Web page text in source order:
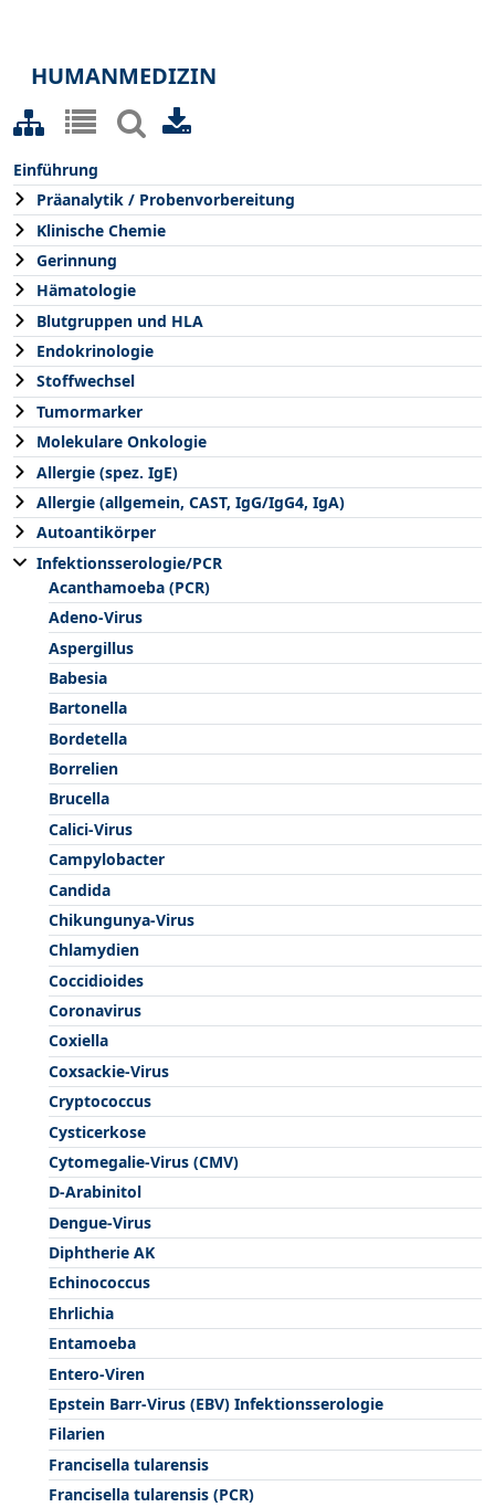
HUMANMEDIZIN
Einführung
Präanalytik / Probenvorbereitung
Klinische Chemie
Gerinnung
Hämatologie
Blutgruppen und HLA
Endokrinologie
Stoffwechsel
Tumormarker
Molekulare Onkologie
Allergie (spez. IgE)
Allergie (allgemein, CAST, IgG/IgG4, IgA)
Autoantikörper
Infektionsserologie/PCR
Acanthamoeba (PCR)
Adeno-Virus
Aspergillus
Babesia
Bartonella
Bordetella
Borrelien
Brucella
Calici-Virus
Campylobacter
Candida
Chikungunya-Virus
Chlamydien
Coccidioides
Coronavirus
Coxiella
Coxsackie-Virus
Cryptococcus
Cysticerkose
Cytomegalie-Virus (CMV)
D-Arabinitol
Dengue-Virus
Diphtherie AK
Echinococcus
Ehrlichia
Entamoeba
Entero-Viren
Epstein Barr-Virus (EBV) Infektionsserologie
Filarien
Francisella tularensis
Francisella tularensis (PCR)